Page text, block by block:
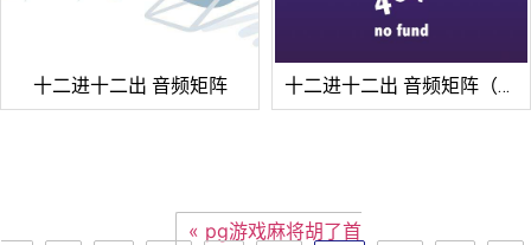
十二进十二出 音频矩阵 十二进十二出 音频矩阵（带dante）
« pg游戏麻将胡了首